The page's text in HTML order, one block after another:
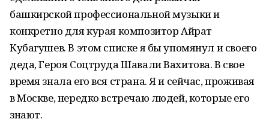
башкирской профессиональной музыки и
конкретно для курая композитор Айрат
Кубагушев. В этом списке я бы упомянул и своего
деда, Героя Соцтруда Шавали Вахитова. В свое
время знала его вся страна. Я и сейчас, проживая
в Москве, нередко встречаю людей, которые его
знают.